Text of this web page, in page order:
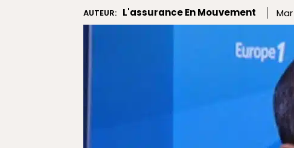
AUTEUR: L'assurance En Mouvement